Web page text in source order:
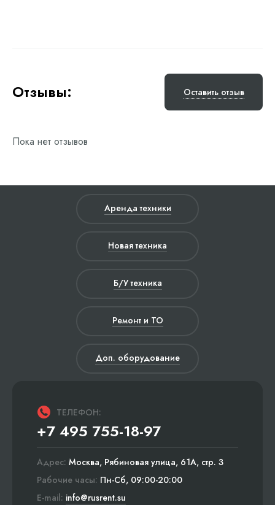
Отзывы: Оставить отзыв
Пока нет отзывов
Аренда техники
Новая техника
Б/У техника
Ремонт и ТО
Доп. оборудование
ТЕЛЕФОН:
+7 495 755-18-97
Адрес: Москва, Рябиновая улица, 61А, стр. 3
Рабочие часы: Пн-Сб, 09:00-20:00
E-mail: info@rusrent.su